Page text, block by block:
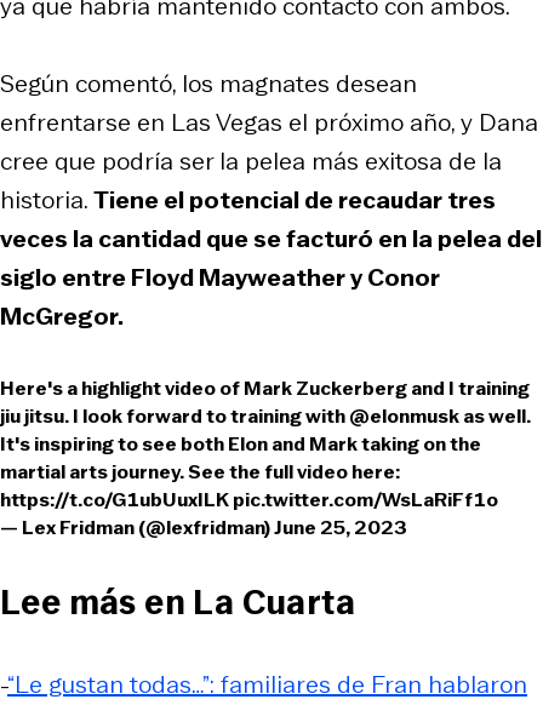
Según comentó, los magnates desean
enfrentarse en Las Vegas el próximo año, y Dana
cree que podría ser la pelea más exitosa de la
historia.Tiene el potencial de recaudar tres
veces la cantidad que se facturó en la pelea del
siglo entre Floyd Mayweather y Conor
McGregor.
Here's a highlight video of Mark Zuckerberg and I training
jiu jitsu. I look forward to training with@elonmuskas well.
It's inspiring to see both Elon and Mark taking on the
martial arts journey. See the full video here:
https://t.co/G1ubUuxILKpic.twitter.com/WsLaRiFf1o
— Lex Fridman (@lexfridman)June 25, 2023
Lee más en La Cuarta
-“Le gustan todas…”: familiares de Fran hablaron